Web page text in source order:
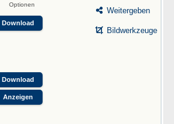
Optionen
Download
Download
Anzeigen
Weitergeben
Bildwerkzeuge